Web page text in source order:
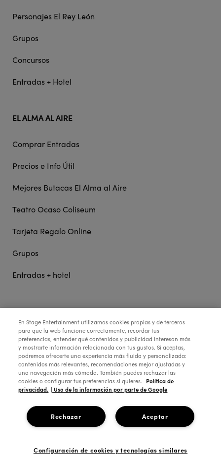
Personajes El Rey León
Grupos
Concursos
Entradas + Hotel
EL ALMA AL AIRE
Comprar Entradas
Precios e Info Útil
Mejores Butacas El Alma al Aire
Teatro Ocaso Coliseum
Tarjeta Regalo Online
Grupos
Entradas + hotel
STAGE ENTERTAINMENT
COLABORA:
Copyright © 2026 Stage Entertainment España
En Stage Entertainment utilizamos cookies propias y de terceros
para que la web funcione correctamente, recordar tus
preferencias, entender qué contenidos y publicidad interesan más
y mostrarte información relacionada con tus gustos. Si aceptas,
podremos ofrecerte una experiencia más fluida y personalizada:
contenidos más relevantes, recomendaciones mejor ajustadas y
una navegación más cómoda. También puedes rechazar las
cookies o configurar tus preferencias si quieres.
Política de
privacidad. | Uso de la información por parte de Google
Aceptar
Rechazar
Configuración de cookies y tecnologías similares